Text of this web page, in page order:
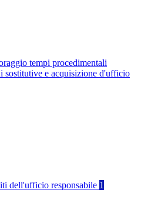
tempi procedimentali
sostitutive e acquisizione d'ufficio
dell'ufficio responsabile 1